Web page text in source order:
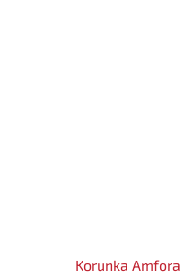
Korunka Amfora